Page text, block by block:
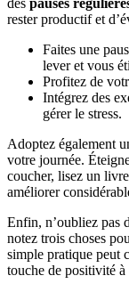
des pauses
rester productif et
Faites une
lever et vous
Profitez de
Intégrez des
gérer le stress.
Adoptez également
votre journée.
coucher, lisez un
améliorer
Enfin, n’oubliez pas
notez trois choses
simple pratique peut
touche de positivité